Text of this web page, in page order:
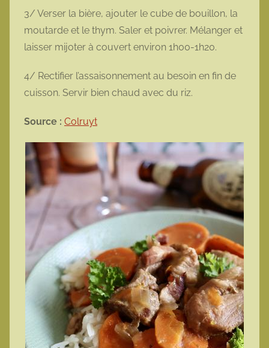
3/ Verser la bière, ajouter le cube de bouillon, la
moutarde et le thym. Saler et poivrer. Mélanger et
laisser mijoter à couvert environ 1h00-1h20.
4/ Rectifier l’assaisonnement au besoin en fin de
cuisson. Servir bien chaud avec du riz.
Source : Colruyt